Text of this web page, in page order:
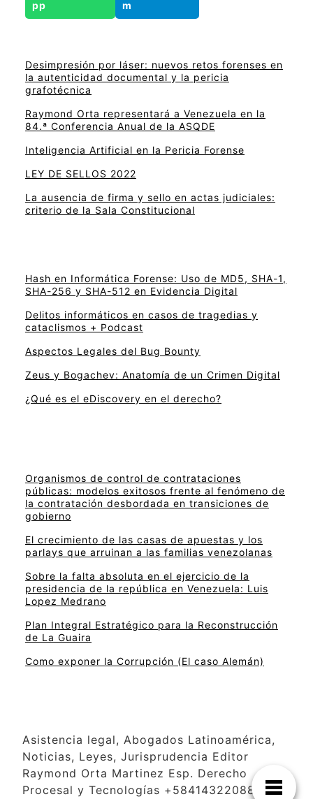
Desimpresión por láser: nuevos retos forenses en
la autenticidad documental y la pericia
grafotécnica
Raymond Orta representará a Venezuela en la
84.ª Conferencia Anual de la ASQDE
Inteligencia Artificial en la Pericia Forense
LEY DE SELLOS 2022
La ausencia de firma y sello en actas judiciales:
criterio de la Sala Constitucional
Hash en Informática Forense: Uso de MD5, SHA-1,
SHA-256 y SHA-512 en Evidencia Digital
Delitos informáticos en casos de tragedias y
cataclismos + Podcast
Aspectos Legales del Bug Bounty
Zeus y Bogachev: Anatomía de un Crimen Digital
¿Qué es el eDiscovery en el derecho?
Organismos de control de contrataciones
públicas: modelos exitosos frente al fenómeno de
la contratación desbordada en transiciones de
gobierno
El crecimiento de las casas de apuestas y los
parlays que arruinan a las familias venezolanas
Sobre la falta absoluta en el ejercicio de la
presidencia de la república en Venezuela: Luis
Lopez Medrano
Plan Integral Estratégico para la Reconstrucción
de La Guaira
Como exponer la Corrupción (El caso Alemán)
Asistencia legal, Abogados Latinoamérica,
Noticias, Leyes, Jurisprudencia Editor
Raymond Orta Martinez Esp. Derecho
Procesal y Tecnologías +584143220886